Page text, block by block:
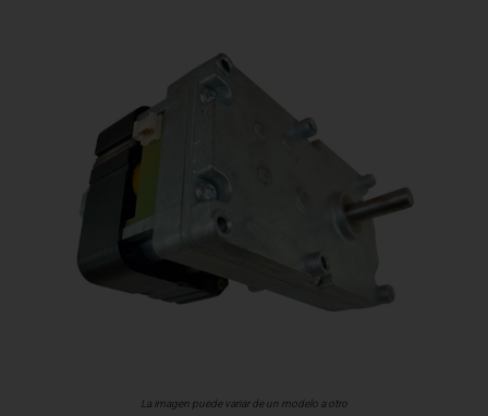
La imagen puede variar de un modelo a otro